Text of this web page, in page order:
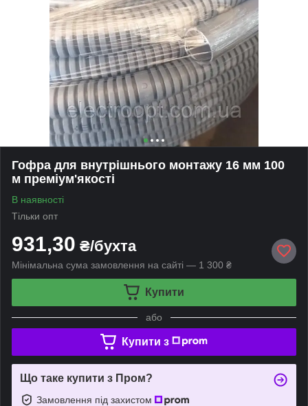
Гофра для внутрішнього монтажу 16 мм 100
м преміум'якості
В наявності
Тільки опт
931,30 ₴/бухта
Мінімальна сума замовлення на сайті — 1 300 ₴
Купити
або
Купити з
Що таке купити з Пром?
Замовлення під захистом